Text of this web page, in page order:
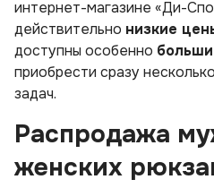
интернет-магазине «Ди-
действительно низкие
доступны особенно
приобрести сразу
задач.
Распродажа
женских